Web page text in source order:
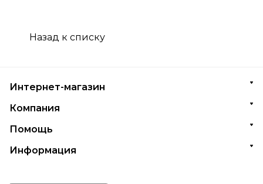
Назад к списку
Интернет-магазин
Компания
Помощь
Информация